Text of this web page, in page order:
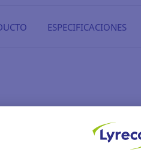
ESPECIFICACIONES
diseño de patillas de 3M
al tamaño y la